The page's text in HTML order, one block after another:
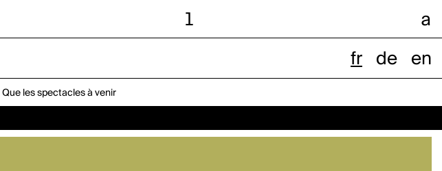
l a
fr de en
Que les spectacles à venir